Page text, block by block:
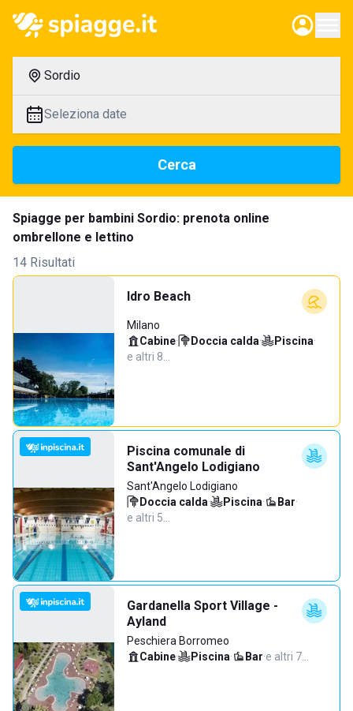
Sordio
Seleziona date
Cerca
Spiagge per bambini Sordio: prenota online
ombrellone e lettino
14 Risultati
Idro Beach
Milano
Cabine· Doccia calda· Piscina·
e altri 8…
Piscina comunale di
Sant'Angelo Lodigiano
Sant'Angelo Lodigiano
Doccia calda· Piscina· Bar·
e altri 5…
Gardanella Sport Village -
Ayland
Peschiera Borromeo
Cabine· Piscina· Bar·e altri 7…